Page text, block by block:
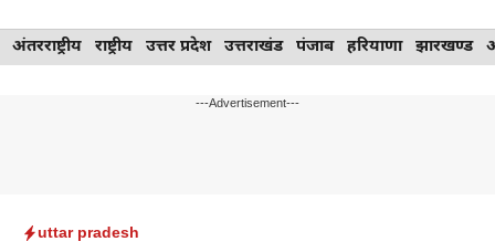
Skip
to
अंतरराष्ट्रीय राष्ट्रीय उत्तर प्रदेश उत्तराखंड पंजाब हरियाणा झारखण्ड
---Advertisement---
uttar pradesh